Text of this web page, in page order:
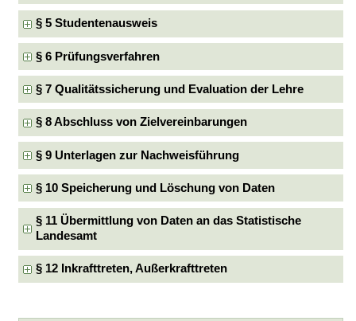
§ 5 Studentenausweis
§ 6 Prüfungsverfahren
§ 7 Qualitätssicherung und Evaluation der Lehre
§ 8 Abschluss von Zielvereinbarungen
§ 9 Unterlagen zur Nachweisführung
§ 10 Speicherung und Löschung von Daten
§ 11 Übermittlung von Daten an das Statistische
Landesamt
§ 12 Inkrafttreten, Außerkrafttreten